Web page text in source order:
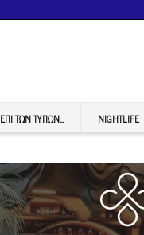
ΕΠI ΤΩΝ ΤΥΠΩΝ… NIGHTLIFE